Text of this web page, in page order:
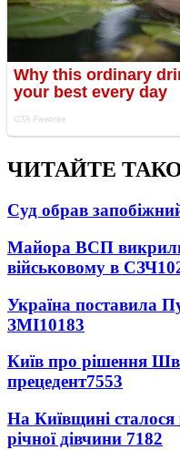
ЧИТАЙТЕ
Суд обрав
Майора ВСП
військовому в СЗЧ
Україна поставила
ЗМІ10183
Київ про рішення
прецедент7553
На Київщині сталося
річної дівчини 7182